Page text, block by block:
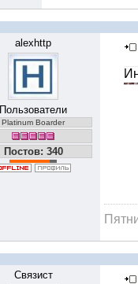
alexhttp
Пользователи
Platinum Boarder
Постов: 340
Связист